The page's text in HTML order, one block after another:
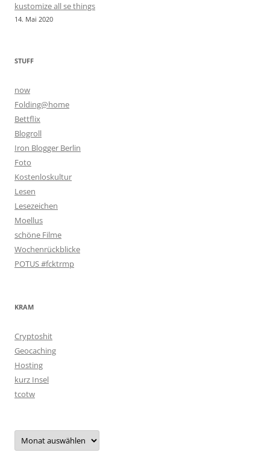
kustomize all se things
14. Mai 2020
STUFF
now
Folding@home
Bettflix
Blogroll
Iron Blogger Berlin
Foto
Kostenloskultur
Lesen
Lesezeichen
Moellus
schöne Filme
Wochenrückblicke
POTUS #fcktrmp
KRAM
Cryptoshit
Geocaching
Hosting
kurz Insel
tcotw
Archiv